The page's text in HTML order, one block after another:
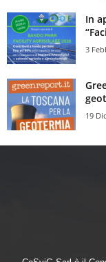
In
3
19